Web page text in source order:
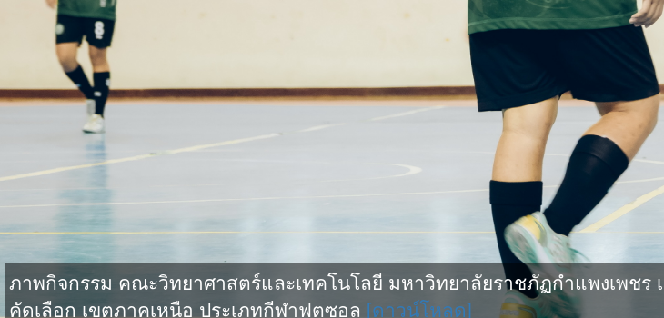
ภาพกิจกรรม คณะวิทยาศาสตร์และเทคโนโลยี มหาวิทยาลัยราชภัฏกำแพงเพชร
คัดเลือก เขตภาคเหนือ ประเภทกีฬาฟุตซอล [ดาวน์โหลด]